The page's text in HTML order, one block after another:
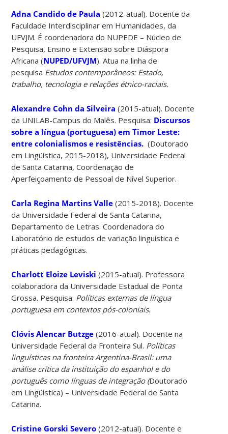
Adna Candido de Paula (2012-atual). Docente da
Faculdade Interdisciplinar em Humanidades, da
UFVJM. É coordenadora do NUPEDE – Núcleo de
Pesquisa, Ensino e Extensão sobre Diáspora
Africana (NUPED/UFVJM). Atua na linha de
pesquisa Estudos contemporâneos: Estado,
trabalho, tecnologia e relações étnico-raciais.
Alexandre Cohn da Silveira (2015-atual). Docente
da UNILAB-Campus do Malês. Pesquisa: Discursos
sobre a língua (portuguesa) em Timor Leste:
entre colonialismos e resistências. (Doutorado
em Lingüística, 2015-2018), Universidade Federal
de Santa Catarina, Coordenação de
Aperfeiçoamento de Pessoal de Nível Superior.
Carla Regina Martins Valle (2015-2018). Docente
da Universidade Federal de Santa Catarina,
Departamento de Letras. Coordenadora do
Laboratório de estudos de variação linguística e
práticas pedagógicas.
Charlott Eloize Leviski (2015-atual). Professora
colaboradora da Universidade Estadual de Ponta
Grossa. Pesquisa: Políticas externas de língua
portuguesa em contextos pós-coloniais.
Clóvis Alencar Butzge (2016-atual). Docente na
Universidade Federal da Fronteira Sul. Políticas
linguísticas na fronteira Argentina-Brasil: uma
análise crítica da instituição do espanhol e do
português como línguas de integração (Doutorado
em Lingüística) – Universidade Federal de Santa
Catarina.
Cristine Gorski Severo (2012-atual). Docente e